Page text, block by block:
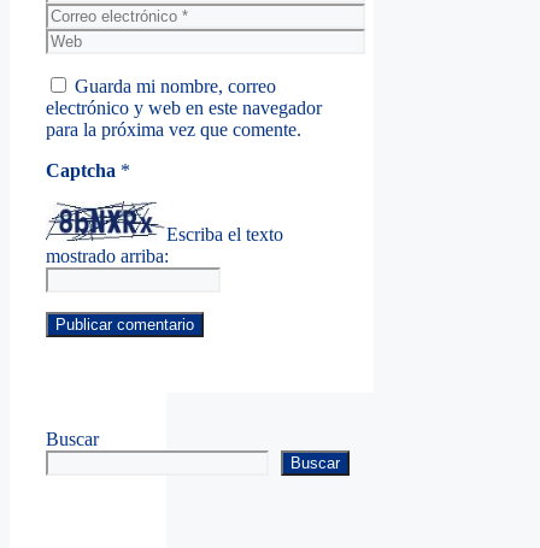
Correo
electrónico
Web
Guarda mi nombre, correo
electrónico y web en este navegador
para la próxima vez que comente.
Captcha *
Escriba el texto
mostrado arriba:
Buscar
Buscar